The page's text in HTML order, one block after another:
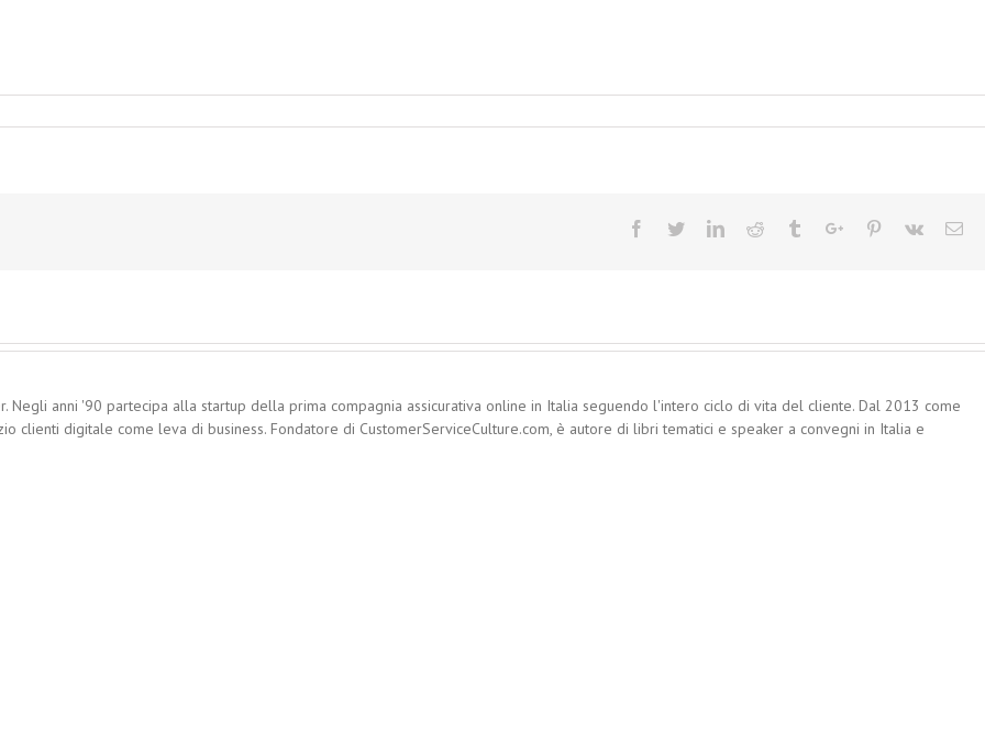
Facebook
TwitterLinkedinReddit TumblrGoogle+Pinterest
Vk
Negli anni '90 partecipa alla startup della prima compagnia assicurativa online in Italia seguendo l'intero ciclo di vita del cliente. Dal 2013 come
clienti digitale come leva di business. Fondatore di CustomerServiceCulture.com, è autore di libri tematici e speaker a convegni in Italia e